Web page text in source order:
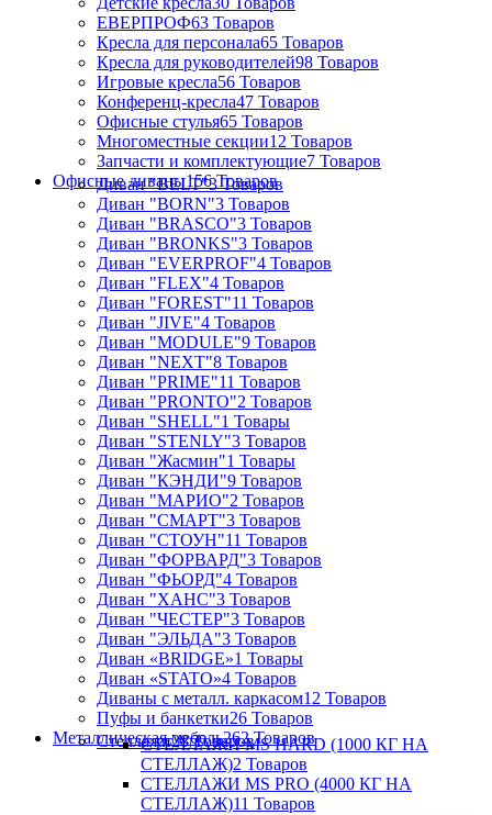
ЕВЕРПРОФ63 Товаров
Кресла для персонала65 Товаров
Кресла для руководителей98 Товаров
Игровые кресла56 Товаров
Конференц-кресла47 Товаров
Офисные стулья65 Товаров
Многоместные секции12 Товаров
Запчасти и комплектующие7 Товаров
Офисные диваны156 Товаров
Диван "BELT"3 Товаров
Диван "BORN"3 Товаров
Диван "BRASCO"3 Товаров
Диван "BRONKS"3 Товаров
Диван "EVERPROF"4 Товаров
Диван "FLEX"4 Товаров
Диван "FOREST"11 Товаров
Диван "JIVE"4 Товаров
Диван "MODULE"9 Товаров
Диван "NEXT"8 Товаров
Диван "PRIME"11 Товаров
Диван "PRONTO"2 Товаров
Диван "SHELL"1 Товары
Диван "STENLY"3 Товаров
Диван "Жасмин"1 Товары
Диван "КЭНДИ"9 Товаров
Диван "МАРИО"2 Товаров
Диван "СМАРТ"3 Товаров
Диван "СТОУН"11 Товаров
Диван "ФОРВАРД"3 Товаров
Диван "ФЬОРД"4 Товаров
Диван "ХАНС"3 Товаров
Диван "ЧЕСТЕР"3 Товаров
Диван "ЭЛЬДА"3 Товаров
Диван «BRIDGE»1 Товары
Диван «STATO»4 Товаров
Диваны с металл. каркасом12 Товаров
Пуфы и банкетки26 Товаров
Металлическая мебель262 Товаров
Стеллажи28 Товаров
СТЕЛЛАЖИ MS HARD (1000 КГ НА
СТЕЛЛАЖ)2 Товаров
СТЕЛЛАЖИ MS PRO (4000 КГ НА
СТЕЛЛАЖ)11 Товаров